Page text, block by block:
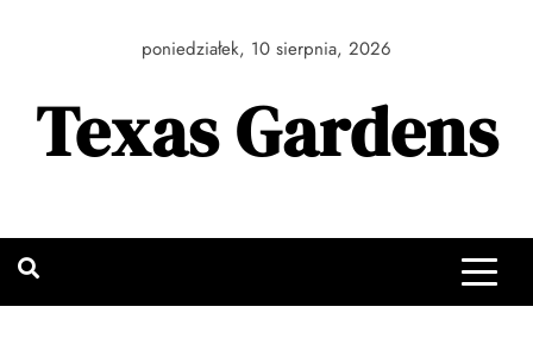
poniedziałek, 10 sierpnia, 2026
Texas Gardens